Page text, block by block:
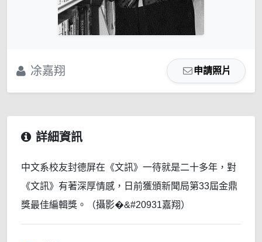
凃嘉翔 申請照片
詳細資訊
中文系校友封德屏在《文訊》一待就是二十多年，對
《文訊》有著深厚情感，日前獲頒新聞局第33屆金鼎
獎最佳編輯獎。（攝影�&#20931嘉翔）